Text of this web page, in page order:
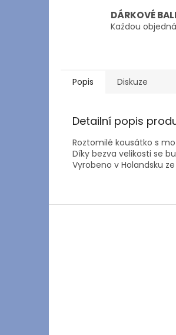
DÁRKOVÉ
Každou
Popis Diskuze
Detailní popis
Roztomilé kousátko s
Díky bezva velikosti se
Vyrobeno v Holandsku